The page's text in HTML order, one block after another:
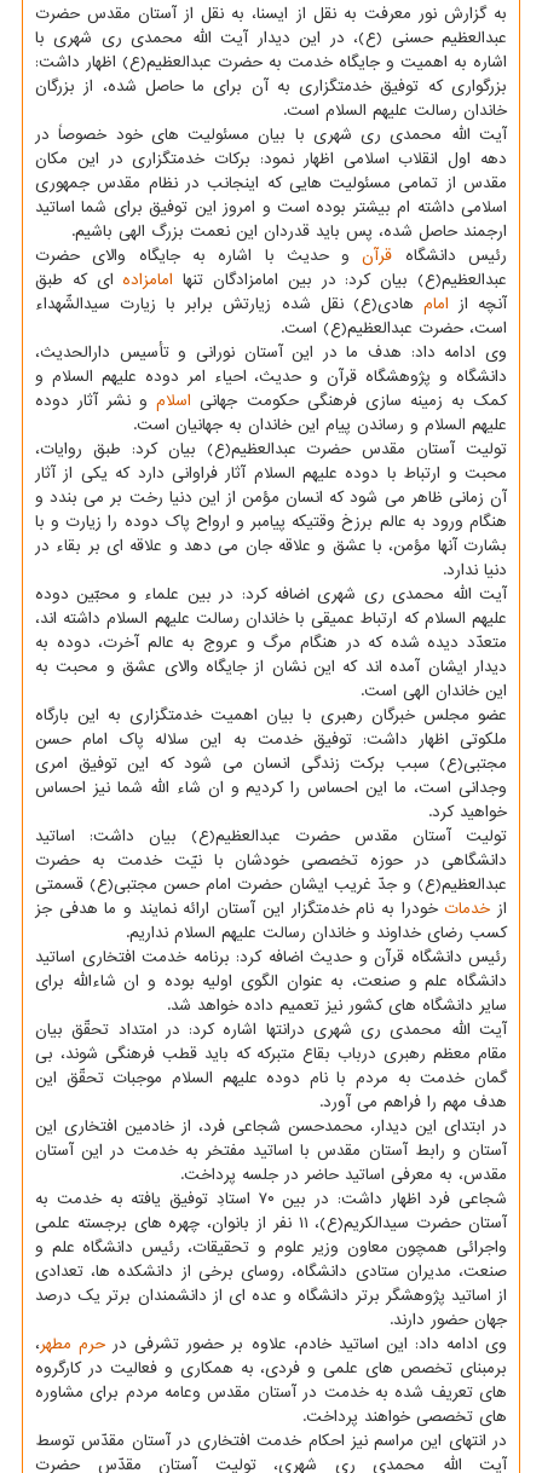
به گزارش نور معرفت به نقل از ایسنا، به نقل از آستان مقدس حضرت
عبدالعظیم حسنی (ع)، در این دیدار آیت الله محمدی ری شهری با
اشاره به اهمیت و جایگاه خدمت به حضرت عبدالعظیم(ع) اظهار داشت:
بزرگواری كه توفیق خدمتگزاری به آن برای ما حاصل شده، از بزرگان
خاندان رسالت علیهم السلام است.
آیت الله محمدی ری شهری با بیان مسئولیت های خود خصوصاً در
دهه اول انقلاب اسلامی اظهار نمود: بركات خدمتگزاری در این مكان
مقدس از تمامی مسئولیت هایی كه اینجانب در نظام مقدس جمهوری
اسلامی داشته ام بیشتر بوده است و امروز این توفیق برای شما اساتید
ارجمند حاصل شده، پس باید قدردان این نعمت بزرگ الهی باشیم.
رئیس دانشگاه قرآنو حدیث با اشاره به جایگاه والای حضرت
عبدالعظیم(ع) بیان كرد: در بین امامزادگان تنها امامزاده ای كه طبق
آنچه از امام هادی(ع) نقل شده زیارتش برابر با زیارت سیدالشّهداء
است، حضرت عبدالعظیم(ع) است.
وی ادامه داد: هدف ما در این آستان نورانی و تأسیس دارالحدیث،
دانشگاه و پژوهشگاه قرآن و حدیث، احیاء امر دوده علیهم السلام و
كمك به زمینه سازی فرهنگی حكومت جهانی اسلامو نشر آثار دوده
علیهم السلام و رساندن پیام این خاندان به جهانیان است.
تولیت آستان مقدس حضرت عبدالعظیم(ع) بیان كرد: طبق روایات،
محبت و ارتباط با دوده علیهم السلام آثار فراوانی دارد كه یكی از آثار
آن زمانی ظاهر می شود كه انسان مؤمن از این دنیا رخت بر می بندد و
هنگام ورود به عالم برزخ وقتیكه پیامبر و ارواح پاك دوده را زیارت و با
بشارت آنها مؤمن، با عشق و علاقه جان می دهد و علاقه ای بر بقاء در
دنیا ندارد.
آیت الله محمدی ری شهری اضافه كرد: در بین علماء و محبّین دوده
علیهم السلام كه ارتباط عمیقی با خاندان رسالت علیهم السلام داشته اند،
متعدّد دیده شده كه در هنگام مرگ و عروج به عالم آخرت، دوده به
دیدار ایشان آمده اند كه این نشان از جایگاه والای عشق و محبت به
این خاندان الهی است.
عضو مجلس خبرگان رهبری با بیان اهمیت خدمتگزاری به این بارگاه
ملكوتی اظهار داشت: توفیق خدمت به این سلاله پاك امام حسن
مجتبی(ع) سبب بركت زندگی انسان می شود كه این توفیق امری
وجدانی است، ما این احساس را كردیم و ان شاء الله شما نیز احساس
خواهید كرد.
تولیت آستان مقدس حضرت عبدالعظیم(ع) بیان داشت: اساتید
دانشگاهی در حوزه تخصصی خودشان با نیّت خدمت به حضرت
عبدالعظیم(ع) و جدّ غریب ایشان حضرت امام حسن مجتبی(ع) قسمتی
از خدمات خودرا به نام خدمتگزار این آستان ارائه نمایند و ما هدفی جز
كسب رضای خداوند و خاندان رسالت علیهم السلام نداریم.
رئیس دانشگاه قرآن و حدیث اضافه كرد: برنامه خدمت افتخاری اساتید
دانشگاه علم و صنعت، به عنوان الگوی اولیه بوده و ان شاءالله برای
سایر دانشگاه های كشور نیز تعمیم داده خواهد شد.
آیت الله محمدی ری شهری درانتها اشاره كرد: در امتداد تحقّق بیان
مقام معظم رهبری درباب بقاع متبركه كه باید قطب فرهنگی شوند، بی
گمان خدمت به مردم با نام دوده علیهم السلام موجبات تحقّق این
هدف مهم را فراهم می آورد.
در ابتدای این دیدار، محمدحسن شجاعی فرد، از خادمین افتخاری این
آستان و رابط آستان مقدس با اساتید مفتخر به خدمت در این آستان
مقدس، به معرفی اساتید حاضر در جلسه پرداخت.
شجاعی فرد اظهار داشت: در بین ۷۰ استادِ توفیق یافته به خدمت به
آستان حضرت سیدالكریم(ع)، ۱۱ نفر از بانوان، چهره های برجسته علمی
واجرائی همچون معاون وزیر علوم و تحقیقات، رئیس دانشگاه علم و
صنعت، مدیران ستادی دانشگاه، روسای برخی از دانشكده ها، تعدادی
از اساتید پژوهشگر برتر دانشگاه و عده ای از دانشمندان برتر یك درصد
جهان حضور دارند.
وی ادامه داد: این اساتید خادم، علاوه بر حضور تشرفی در حرم مطهر،
برمبنای تخصص های علمی و فردی، به همكاری و فعالیت در كارگروه
های تعریف شده به خدمت در آستان مقدس وعامه مردم برای مشاوره
های تخصصی خواهند پرداخت.
در انتهای این مراسم نیز احكام خدمت افتخاری در آستان مقدّس توسط
آیت الله محمدی ری شهری، تولیت آستان مقدّس حضرت